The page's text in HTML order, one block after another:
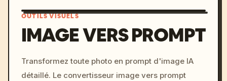
c, cyberpunk sunset, neon
colors, 8k --v 6.0
OUTILS VISUELS
IMAGE VERS PROMPT
Transformez toute photo en prompt d'image IA
détaillé. Le convertisseur image vers prompt